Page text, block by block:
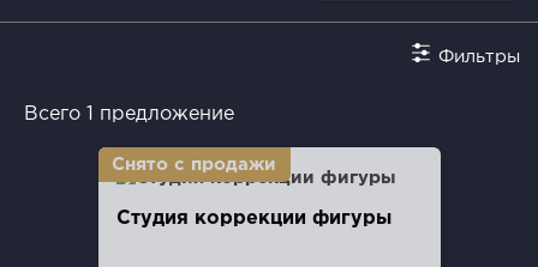
Фильтры
Всего 1 предложение
Студия коррекции фигуры